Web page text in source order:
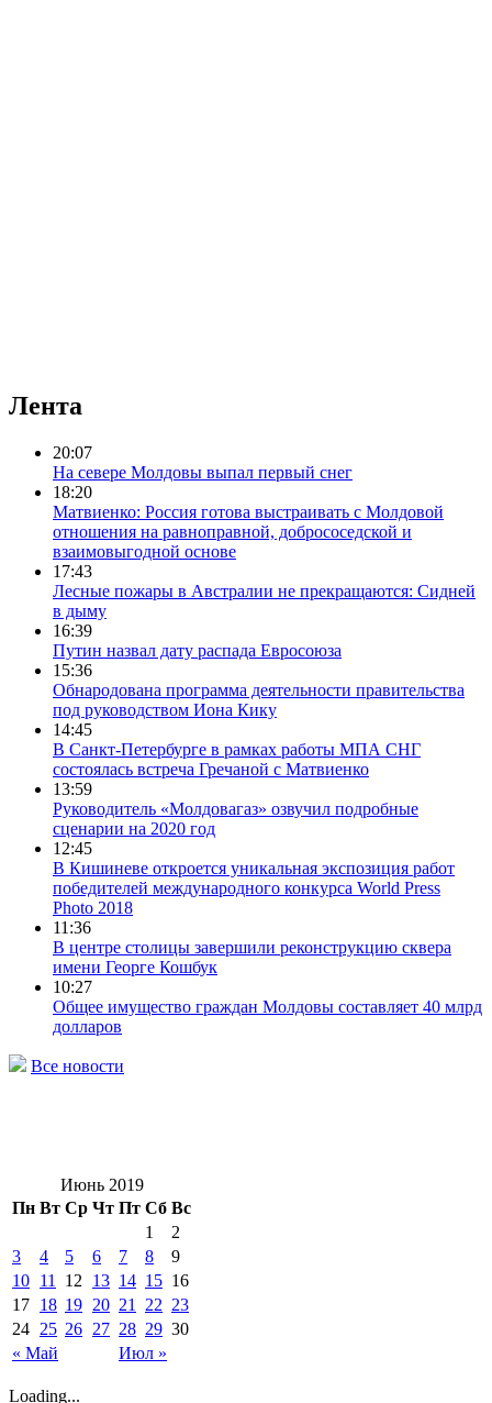
Лента
20:07
На севере Молдовы выпал первый снег
18:20
Матвиенко: Россия готова выстраивать с Молдовой
отношения на равноправной, добрососедской и
взаимовыгодной основе
17:43
Лесные пожары в Австралии не прекращаются: Сидней
в дыму
16:39
Путин назвал дату распада Евросоюза
15:36
Обнародована программа деятельности правительства
под руководством Иона Кику
14:45
В Санкт-Петербурге в рамках работы МПА СНГ
состоялась встреча Гречаной с Матвиенко
13:59
Руководитель «Молдовагаз» озвучил подробные
сценарии на 2020 год
12:45
В Кишиневе откроется уникальная экспозиция работ
победителей международного конкурса World Press
Photo 2018
11:36
В центре столицы завершили реконструкцию сквера
имени Георге Кошбук
10:27
Общее имущество граждан Молдовы составляет 40 млрд
долларов
Все новости
Июнь 2019
Пн Вт Ср Чт Пт Сб Вс
« Май Июл »
1
2
3
4 5 6 7 8
9
10 11 12 13 14 15 16
17 18 19 20 21 22 23
24 25 26 27 28 29 30
Loading...